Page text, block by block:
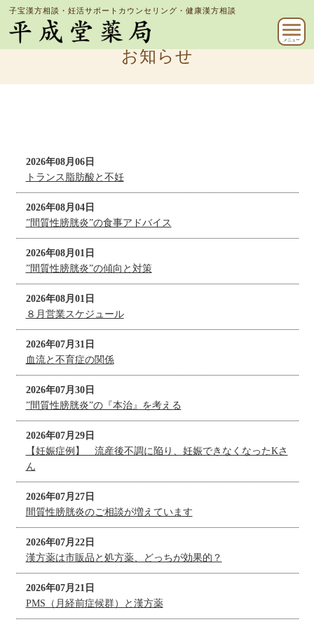
子宝漢方相談・妊活サポートカウンセリング・健康漢方相談
メニュー
お知らせ
2026年08月06日
トランス脂肪酸と不妊
2026年08月04日
”間質性膀胱炎”の食事アドバイス
2026年08月01日
”間質性膀胱炎”の傾向と対策
2026年08月01日
８月営業スケジュール
2026年07月31日
血流と不育症の関係
2026年07月30日
”間質性膀胱炎”の『本治』を考える
2026年07月29日
【妊娠症例】 流産後不調に陥り、妊娠できなくなったKさ
ん
2026年07月27日
間質性膀胱炎のご相談が増えています
2026年07月22日
漢方薬は市販品と処方薬、どっちが効果的？
2026年07月21日
PMS（月経前症候群）と漢方薬